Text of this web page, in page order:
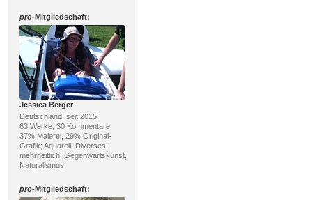
pro-Mitgliedschaft:
Jessica Berger
Deutschland, seit 2015
63 Werke, 30 Kommentare
37% Malerei, 29% Original-
Grafik; Aquarell, Diverses;
mehrheitlich: Gegenwartskunst,
Naturalismus
pro-Mitgliedschaft: